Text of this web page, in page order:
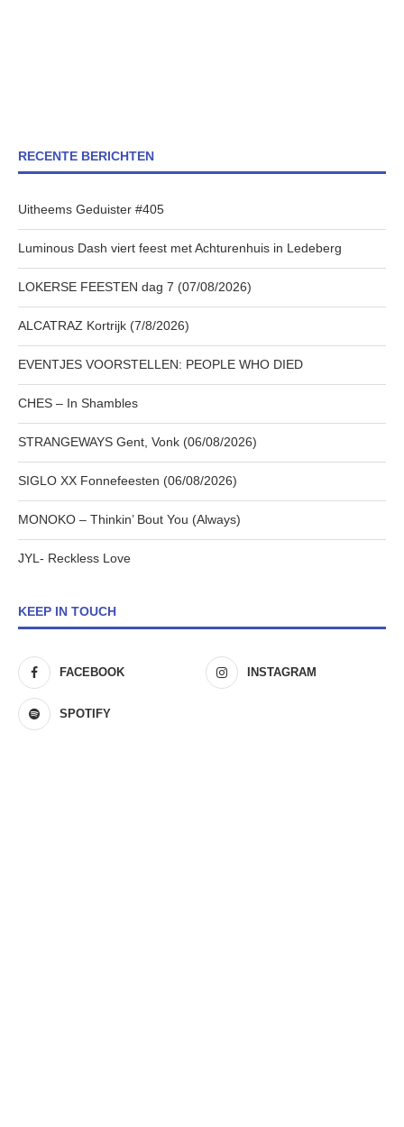
RECENTE BERICHTEN
Uitheems Geduister #405
Luminous Dash viert feest met Achturenhuis in Ledeberg
LOKERSE FEESTEN dag 7 (07/08/2026)
ALCATRAZ Kortrijk (7/8/2026)
EVENTJES VOORSTELLEN: PEOPLE WHO DIED
CHES – In Shambles
STRANGEWAYS Gent, Vonk (06/08/2026)
SIGLO XX Fonnefeesten (06/08/2026)
MONOKO – Thinkin’ Bout You (Always)
JYL- Reckless Love
KEEP IN TOUCH
FACEBOOK INSTAGRAM
SPOTIFY